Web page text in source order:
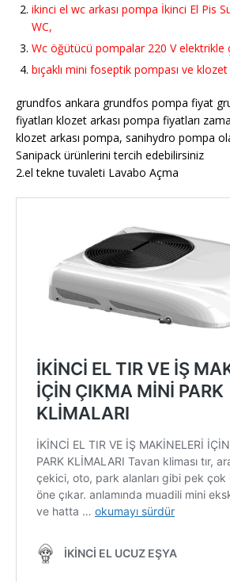
ikinci el wc arkası pompa İkinci El Pis
WC,
Wc öğütücü pompalar 220 V elektrikle
bıçaklı mini foseptik pompası ve klozet
grundfos ankara grundfos pompa fiyat
fiyatları klozet arkası pompa fiyatları
klozet arkası pompa, sanihydro pompa
Sanipack ürünlerini tercih edebilirsiniz
2.el tekne tuvaleti Lavabo Açma